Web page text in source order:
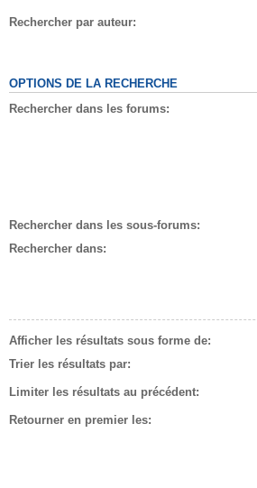
Rechercher par auteur:
OPTIONS DE LA RECHERCHE
Rechercher dans les forums:
Rechercher dans les sous-forums:
Rechercher dans:
Afficher les résultats sous forme de:
Trier les résultats par:
Limiter les résultats au précédent:
Retourner en premier les: